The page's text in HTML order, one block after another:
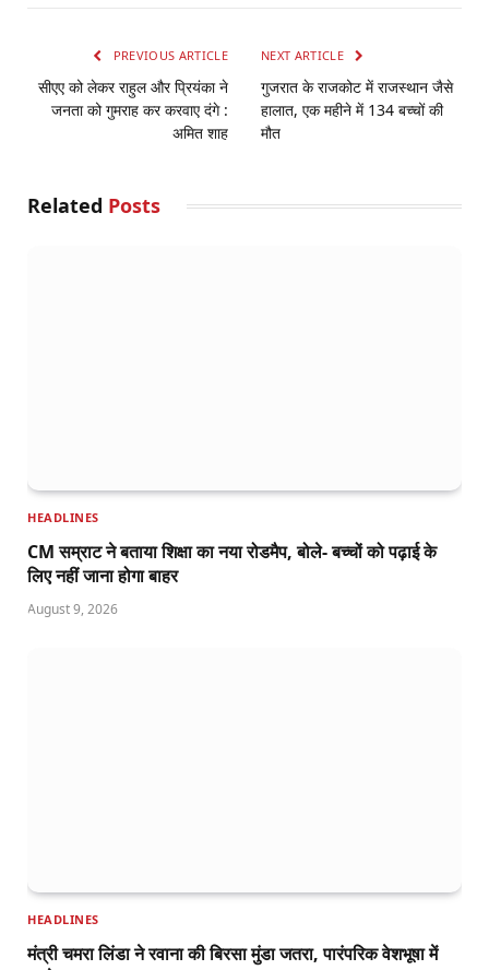
PREVIOUS ARTICLE
सीएए को लेकर राहुल और प्रियंका ने
जनता को गुमराह कर करवाए दंगे :
अमित शाह
NEXT ARTICLE
गुजरात के राजकोट में राजस्थान जैसे
हालात, एक महीने में 134 बच्चों की
मौत
Related Posts
HEADLINES
CM सम्राट ने बताया शिक्षा का नया रोडमैप, बोले- बच्चों को पढ़ाई के
लिए नहीं जाना होगा बाहर
August 9, 2026
HEADLINES
मंत्री चमरा लिंडा ने रवाना की बिरसा मुंडा जतरा, पारंपरिक वेशभूषा में